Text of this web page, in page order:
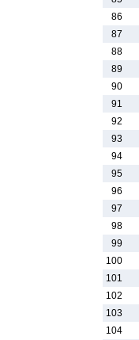
86
87
88
89
90
91
92
93
94
95
96
97
98
99
100
101
102
103
104